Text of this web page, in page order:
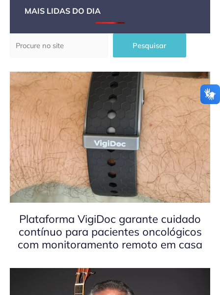
MAIS LIDAS DO DIA
Pesquisar
Plataforma VigiDoc garante cuidado
contínuo para pacientes oncológicos
com monitoramento remoto em casa